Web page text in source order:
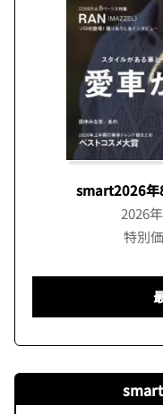
smart2026年
2026
特別